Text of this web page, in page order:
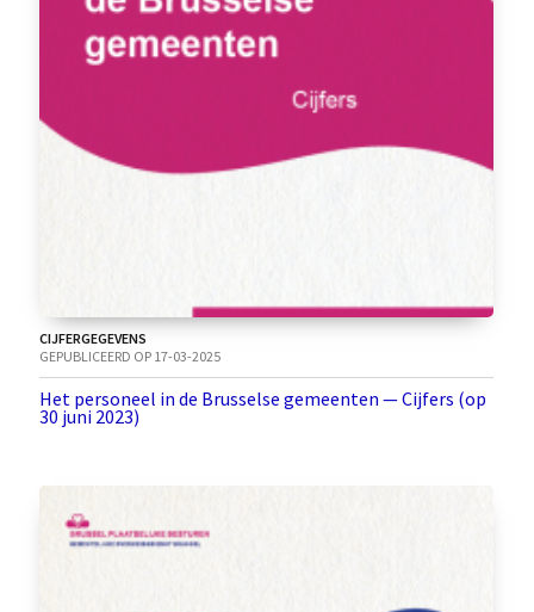
CIJFERGEGEVENS
GEPUBLICEERD OP 17-03-2025
Het personeel in de Brusselse gemeenten — Cijfers (op
30 juni 2023)